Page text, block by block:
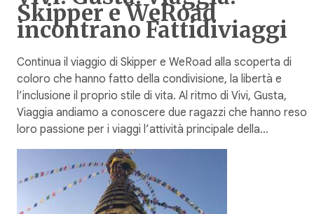
Skipper e WeRoad
incontrano Fattidiviaggi
Continua il viaggio di Skipper e WeRoad alla scoperta di
coloro che hanno fatto della condivisione, la libertà e
l’inclusione il proprio stile di vita. Al ritmo di Vivi, Gusta,
Viaggia andiamo a conoscere due ragazzi che hanno reso
loro passione per i viaggi l’attività principale della…